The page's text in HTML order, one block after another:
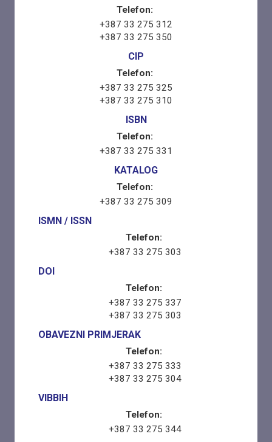
Telefon:
+387 33 275 312
+387 33 275 350
CIP
Telefon:
+387 33 275 325
+387 33 275 310
ISBN
Telefon:
+387 33 275 331
KATALOG
Telefon:
+387 33 275 309
ISMN / ISSN
Telefon:
+387 33 275 303
DOI
Telefon:
+387 33 275 337
+387 33 275 303
OBAVEZNI PRIMJERAK
Telefon:
+387 33 275 333
+387 33 275 304
VIBBIH
Telefon:
+387 33 275 344